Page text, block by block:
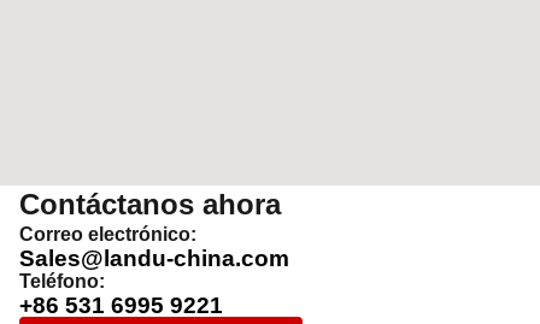
Contáctanos ahora
Correo electrónico:
Sales@landu-china.com
Teléfono:
+86 531 6995 9221